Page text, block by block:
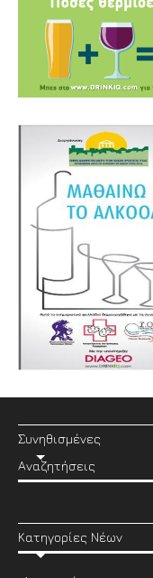
Συνηθισμένες
Αναζητήσεις
Κατηγορίες Νέων